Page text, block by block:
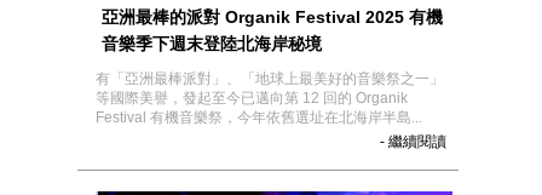
亞洲最棒的派對 Organik Festival 2025 有機
音樂季下週末登陸北海岸秘境
有「亞洲最棒派對」、「地球上最美好的音樂祭之一」
等國際美譽，發起至今已邁向第 12 回的 Organik
Festival 有機音樂祭，今年依舊選址在北海岸半島...
- 繼續閱讀